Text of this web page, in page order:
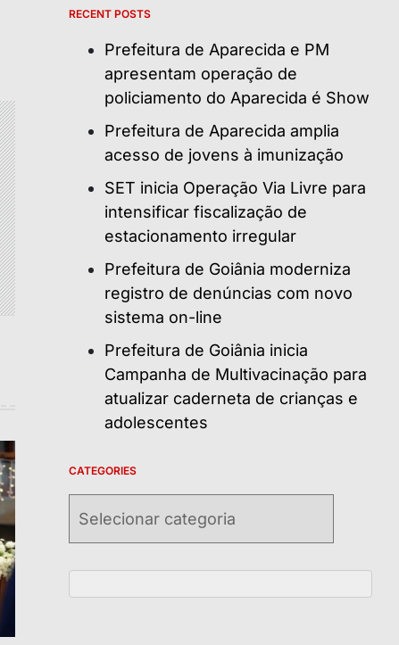
RECENT POSTS
Prefeitura de Aparecida e PM
apresentam operação de
policiamento do Aparecida é Show
Prefeitura de Aparecida amplia
acesso de jovens à imunização
SET inicia Operação Via Livre para
intensificar fiscalização de
estacionamento irregular
Prefeitura de Goiânia moderniza
registro de denúncias com novo
sistema on-line
Prefeitura de Goiânia inicia
Campanha de Multivacinação para
atualizar caderneta de crianças e
adolescentes
CATEGORIES